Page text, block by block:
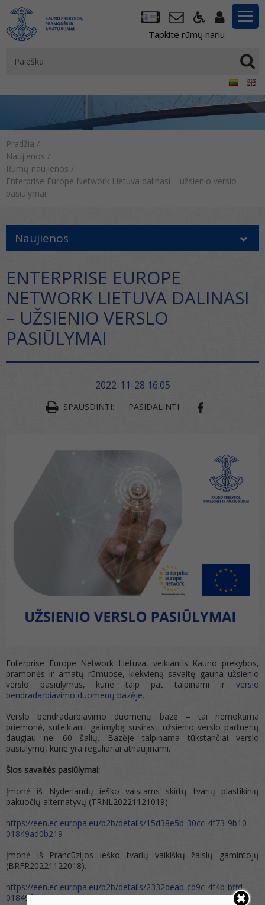
Tapkite rūmų nariu
Pradžia /
Naujienos /
Rūmų naujienos /
Enterprise Europe Network Lietuva dalinasi – užsienio verslo
pasiūlymai
Naujienos
ENTERPRISE EUROPE
NETWORK LIETUVA DALINASI
– UŽSIENIO VERSLO
PASIŪLYMAI
2022-11-28 16:05
SPAUSDINTI: PASIDALINTI:
Enterprise Europe Network Lietuva, veikiantis Kauno prekybos,
pramonės ir amatų rūmuose, kiekvieną savaitę gauna užsienio
verslo pasiūlymus, kurie taip pat talpinami ir verslo
bendradarbiavimo duomenų bazėje.
Verslo bendradarbiavimo duomenų bazė – tai nemokama
priemonė, suteikianti galimybę susirasti užsienio verslo partnerių
daugiau nei 60 šalių. Bazėje talpinama tūkstančiai verslo
pasiūlymų, kurie yra reguliariai atnaujinami.
Šios savaitės pasiūlymai:
Įmonė iš Nyderlandų ieško vaistams skirtų tvarių plastikinių
pakuočių alternatyvų (TRNL20221121019).
https://een.ec.europa.eu/b2b/details/15d38e5b-30cc-4f73-9b10-
01849ad0b219
Įmonė iš Prancūzijos ieško tvarių vaikiškų žaislų gamintojų
(BRFR20221122018).
https://een.ec.europa.eu/b2b/details/2332deab-cd9c-4f4b-bffd-
01849fa79ac7